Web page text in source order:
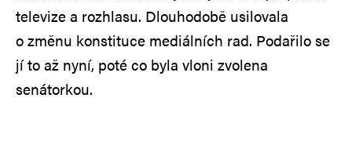
televize a rozhlasu. Dlouhodobě usilovala
o změnu konstituce mediálních rad. Podařilo se
jí to až nyní, poté co byla vloni zvolena
senátorkou.